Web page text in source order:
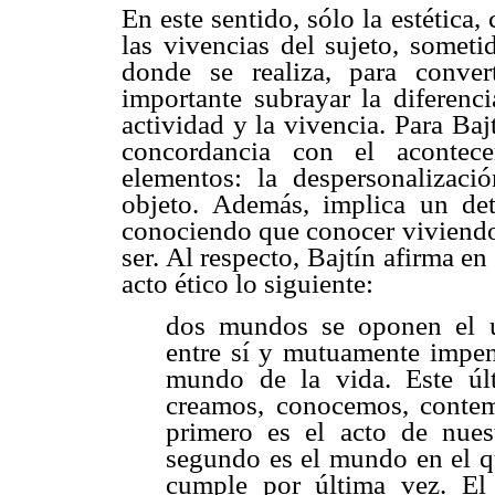
En este sentido, sólo la
las vivencias del sujeto,
donde se realiza, para
importante subrayar la
actividad y la vivencia. Para
concordancia con el
elementos: la
objeto. Además, implica un
conociendo que conocer
ser. Al respecto, Bajtín afirma
acto ético lo siguiente:
dos mundos se oponen el
entre sí y mutuamente
mundo de la vida. Este
creamos, conocemos,
primero es el acto de
segundo es el mundo en el
cumple por última vez. El